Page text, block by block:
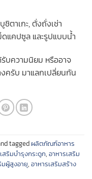
ชิตาเกะ, ตั่งถั่งเช่า
แคปซูล และรูปแบบน้ำ
บความนิยม หรืออาจ
ครับ มาแลกเปลี่ยนกัน
tagged ผลิตภัณฑ์อาหาร
สริมบำรุงกระดูก, อาหารเสริม
มผู้สูงอายุ, อาหารเสริมสร้าง